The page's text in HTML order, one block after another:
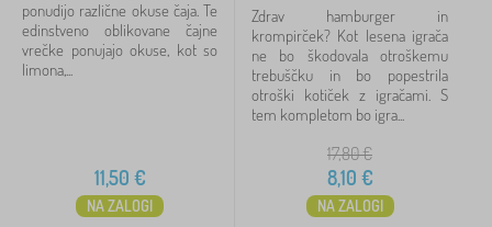
ponudijo različne okuse čaja. Te
edinstveno oblikovane čajne
vrečke ponujajo okuse, kot so
limona,...
11,50 €
NA ZALOGI
Zdrav hamburger in
krompirček? Kot lesena igrača
ne bo škodovala otroškemu
trebuščku in bo popestrila
otroški kotiček z igračami. S
tem kompletom bo igra...
17,80€
8,10 €
NA ZALOGI